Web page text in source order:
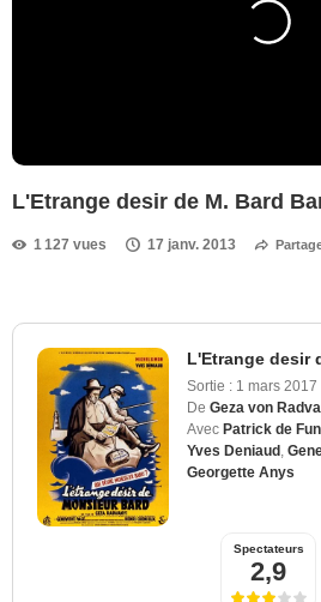
L'Etrange desir de M. Bard
1 127 vues 17 janv. 2013
L'Etrange desir
Sortie : 1 mars 2017
De Geza von
Avec Patrick de
Yves Deniaud
Georgette Anys
Spectateurs
2,9